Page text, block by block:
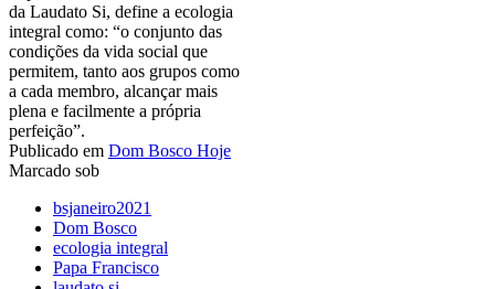
da Laudato Si, define a ecologia
integral como: “o conjunto das
condições da vida social que
permitem, tanto aos grupos como
a cada membro, alcançar mais
plena e facilmente a própria
perfeição”.
Publicado em Dom Bosco Hoje
Marcado sob
bsjaneiro2021
Dom Bosco
ecologia integral
Papa Francisco